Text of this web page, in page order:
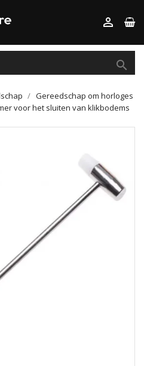


Gereedschap om horloges
voor het sluiten van klikbodems